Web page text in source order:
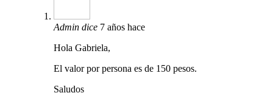
Admin dice 7 años hace
Hola Gabriela,
El valor por persona es de 150 pesos.
Saludos